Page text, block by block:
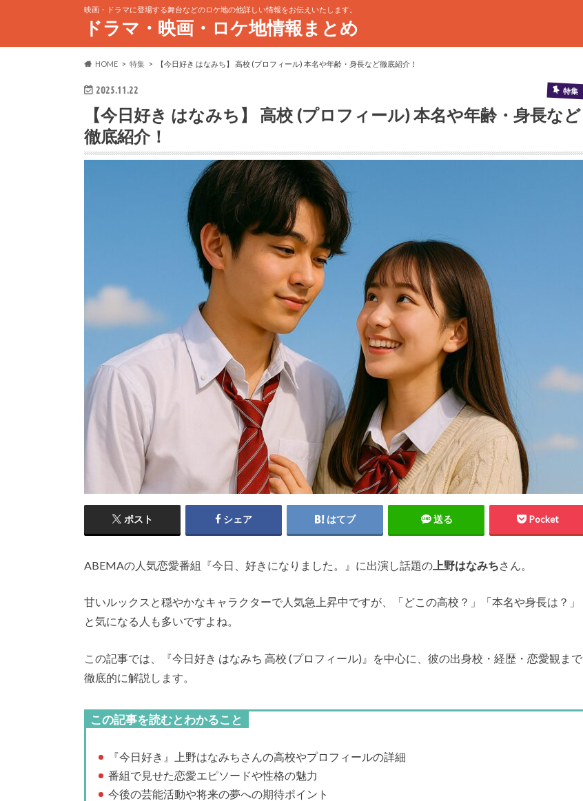
映画・ドラマに登場する舞台などのロケ地の他詳しい情報をお伝えいたします。
ドラマ・映画・ロケ地情報まとめ
HOME 特集 【今日好き はなみち】 高校 (プロフィール) 本名や年齢・身長など徹底紹介！
2025.11.22 特集
【今日好き はなみち】 高校 (プロフィール) 本名や年齢・身長など
徹底紹介！
ポスト シェア はてブ 送る Pocket
ABEMAの人気恋愛番組『今日、好きになりました。』に出演し話題の 上野はなみちさん。
甘いルックスと穏やかなキャラクターで人気急上昇中ですが、「どこの高校？」「本名や身長は？」
と気になる人も多いですよね。
この記事では、『今日好き はなみち 高校 (プロフィール)』を中心に、彼の出身校・経歴・恋愛観まで
徹底的に解説します。
この記事を読むとわかること
『今日好き』上野はなみちさんの高校やプロフィールの詳細
番組で見せた恋愛エピソードや性格の魅力
今後の芸能活動や将来の夢への期待ポイント